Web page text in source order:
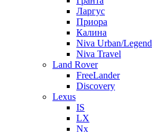
Ларгус
Приора
Калина
Niva Urban/Legend
Niva Travel
Land Rover
FreeLander
Discovery
Lexus
IS
LX
Nx